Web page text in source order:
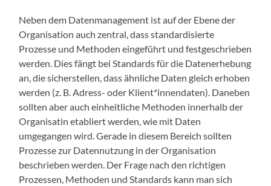
Neben dem Datenmanagement ist auf der Ebene der
Organisation auch zentral, dass standardisierte
Prozesse und Methoden eingeführt und festgeschrieben
werden. Dies fängt bei Standards für die Datenerhebung
an, die sicherstellen, dass ähnliche Daten gleich erhoben
werden (z. B. Adress- oder Klient*innendaten). Daneben
sollten aber auch einheitliche Methoden innerhalb der
Organisatin etabliert werden, wie mit Daten
umgegangen wird. Gerade in diesem Bereich sollten
Prozesse zur Datennutzung in der Organisation
beschrieben werden. Der Frage nach den richtigen
Prozessen, Methoden und Standards kann man sich